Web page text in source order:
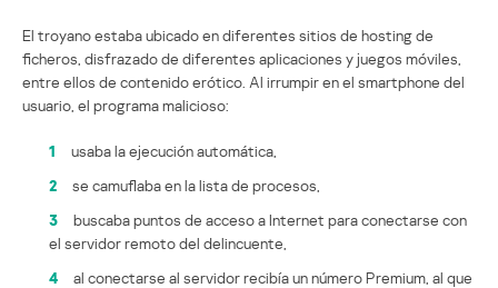
El troyano estaba ubicado en diferentes sitios de hosting de
ficheros, disfrazado de diferentes aplicaciones y juegos móviles,
entre ellos de contenido erótico. Al irrumpir en el smartphone del
usuario, el programa malicioso:
1
usaba la ejecución automática,
2
se camuflaba en la lista de procesos,
3
buscaba puntos de acceso a Internet para conectarse con
el servidor remoto del delincuente,
4
al conectarse al servidor recibía un número Premium, al que